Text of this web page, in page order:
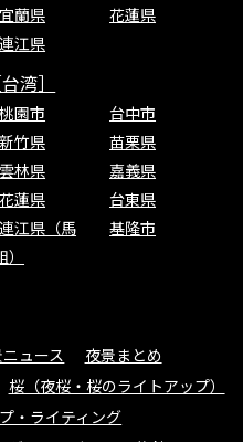
宜蘭県
花蓮県
連江県
湾］
桃園市
台中市
新竹県
苗栗県
雲林県
嘉義県
花蓮県
台東県
連江県（馬
）
基隆市
ュース
夜景まとめ
桜（夜桜・桜のライトアップ）
・ライティング